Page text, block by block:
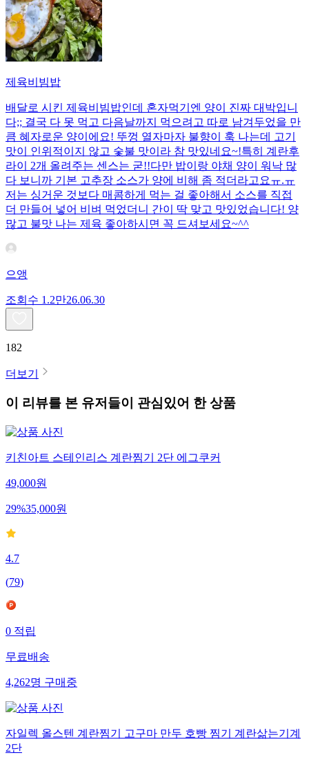
제육비빔밥
배달로 시킨 제육비빔밥인데 혼자먹기엔 양이 진짜 대박입니
다;; 결국 다 못 먹고 다음날까지 먹으려고 따로 남겨두었을 만
큼 혜자로운 양이에요! 뚜껑 열자마자 불향이 훅 나는데 고기
맛이 인위적이지 않고 숯불 맛이라 참 맛있네요~!특히 계란후
라이 2개 올려주는 센스는 굳!! ​다만 밥이랑 야채 양이 워낙 많
다 보니까 기본 고추장 소스가 양에 비해 좀 적더라고요ㅠ.ㅠ
저는 싱거운 것보다 매콤하게 먹는 걸 좋아해서 소스를 직접
더 만들어 넣어 비벼 먹었더니 간이 딱 맞고 맛있었습니다! 양
많고 불맛 나는 제육 좋아하시면 꼭 드셔보세요~^^
으앵
조회수 1.2만26.06.30
182
더보기
이 리뷰를 본 유저들이 관심있어 한 상품
키친아트 스테인리스 계란찜기 2단 에그쿠커
49,000원
29%35,000원
4.7
(79)
0 적립
무료배송
4,262명 구매중
자일렉 올스텐 계란찜기 고구마 만두 호빵 찜기 계란삶는기계
2단